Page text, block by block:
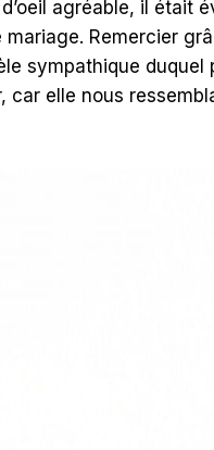
agréable, il était
Remercier
sympathique
elle nous